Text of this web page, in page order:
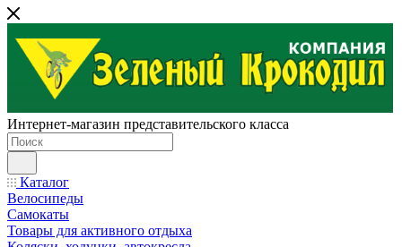
Интернет-магазин представительского класса
Каталог
Велосипеды
Самокаты
Товары для активного отдыха